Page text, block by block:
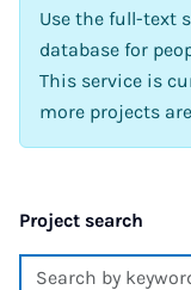
Use the full-text
database for
This service is
more projects
Project search